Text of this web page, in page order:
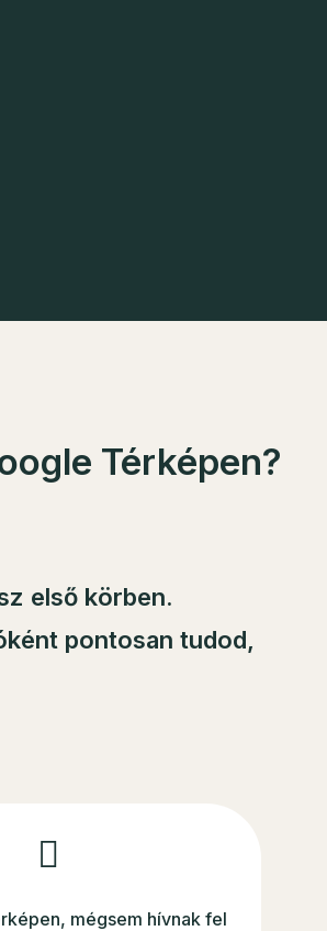
Térképen?
első körben.
pontosan tudod,
mégsem hívnak fel